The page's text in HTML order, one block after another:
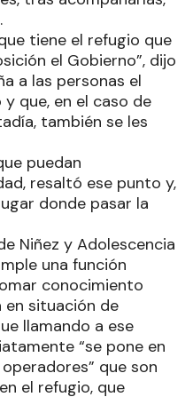
tiene el refugio que
el Gobierno”, dijo
a las personas el
que, en el caso de
también se les
puedan
resaltó ese punto y,
donde pasar la
Niñez y Adolescencia
una función
conocimiento
en situación de
llamando a ese
“se pone en
que son
el refugio, que